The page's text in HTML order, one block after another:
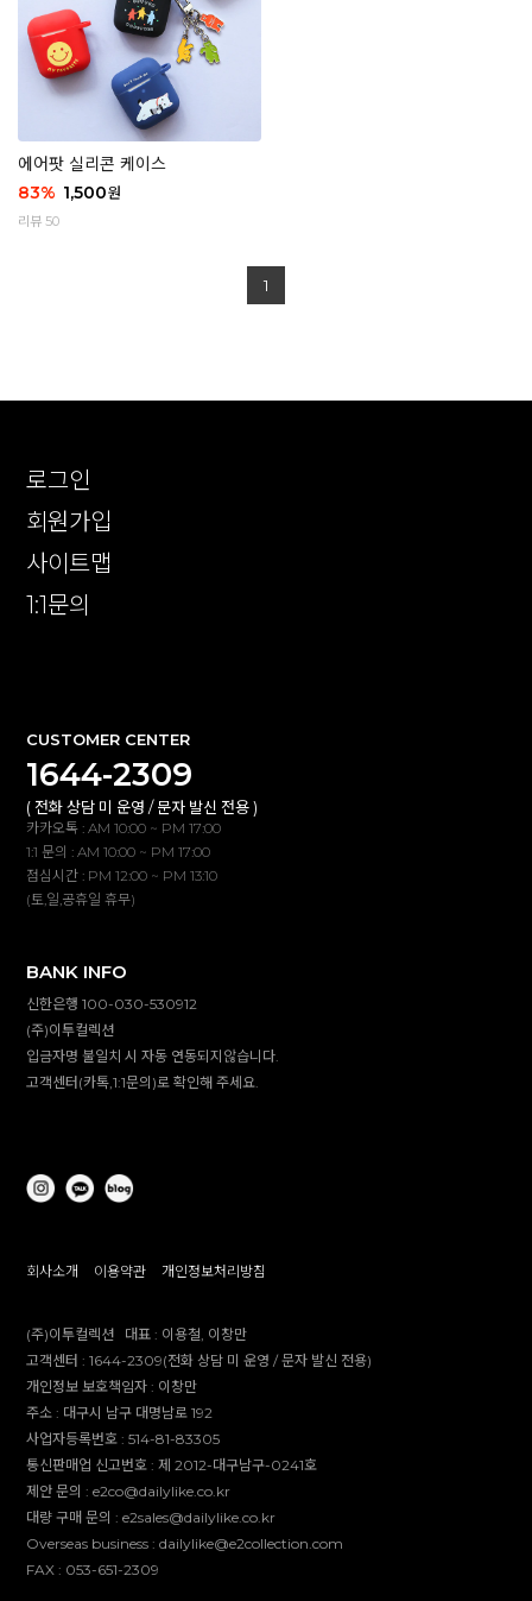
에어팟 실리콘 케이스
83% 1,500원
리뷰 50
1
로그인
회원가입
사이트맵
1:1문의
CUSTOMER CENTER
1644-2309
( 전화 상담 미 운영 / 문자 발신 전용 )
카카오톡 : AM 10:00 ~ PM 17:00
1:1 문의 : AM 10:00 ~ PM 17:00
점심시간 : PM 12:00 ~ PM 13:10
(토,일,공휴일 휴무)
BANK INFO
신한은행 100-030-530912
(주)이투컬렉션
입금자명 불일치 시 자동 연동되지않습니다.
고객센터(카톡,1:1문의)로 확인해 주세요.
회사소개 이용약관 개인정보처리방침
(주)이투컬렉션 대표 : 이용철, 이창만
고객센터 :1644-2309(전화 상담 미 운영 / 문자 발신 전용)
개인정보 보호책임자 : 이창만
주소 : 대구시 남구 대명남로 192
사업자등록번호 :514-81-83305
통신판매업 신고번호 :제 2012-대구남구-0241호
제안 문의 : e2co@dailylike.co.kr
대량 구매 문의 : e2sales@dailylike.co.kr
Overseas business : dailylike@e2collection.com
FAX : 053-651-2309